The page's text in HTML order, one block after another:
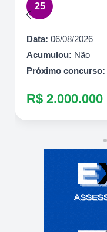
25
Data: 06/08/2026
Acumulou: Não
Próximo concurso:
R$ 2.000.000